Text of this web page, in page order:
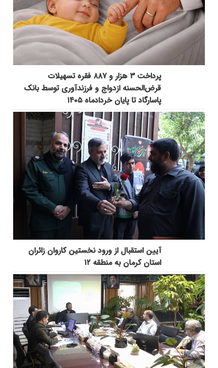
پرداخت ۳ هزار و ۸۸۷ فقره تسهیلات
قرض‌الحسنه ازدواج و فرزندآوری توسط بانک
پاسارگاد تا پایان خردادماه ۱۴۰۵
آیین استقبال از ورود نخستین کاروان زائران
استان کرمان به منطقه ۱۲